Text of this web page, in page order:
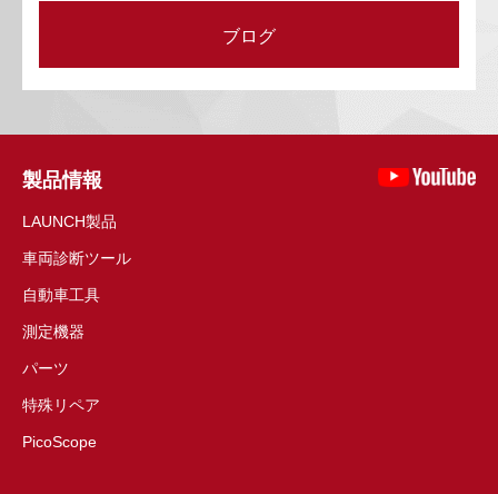
ブログ
製品情報
LAUNCH製品
車両診断ツール
自動車工具
測定機器
パーツ
特殊リペア
PicoScope